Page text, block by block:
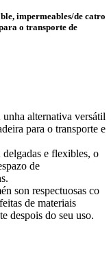
impermeables/de catro
o transporte de
alternativa versátil
para o transporte e
delgadas e flexibles, o
de
son respectuosas co
de materiais
despois do seu uso.